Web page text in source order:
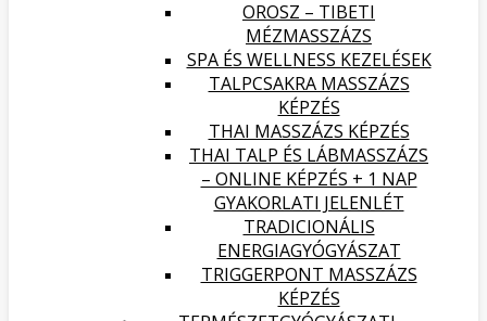
OROSZ – TIBETI
MÉZMASSZÁZS
SPA ÉS WELLNESS KEZELÉSEK
TALPCSAKRA MASSZÁZS
KÉPZÉS
THAI MASSZÁZS KÉPZÉS
THAI TALP ÉS LÁBMASSZÁZS
– ONLINE KÉPZÉS + 1 NAP
GYAKORLATI JELENLÉT
TRADICIONÁLIS
ENERGIAGYÓGYÁSZAT
TRIGGERPONT MASSZÁZS
KÉPZÉS